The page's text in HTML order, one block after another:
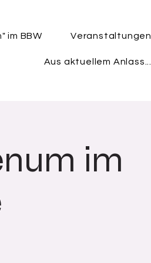
im BBW Veranstaltungen
Aus aktuellem Anlass...
im